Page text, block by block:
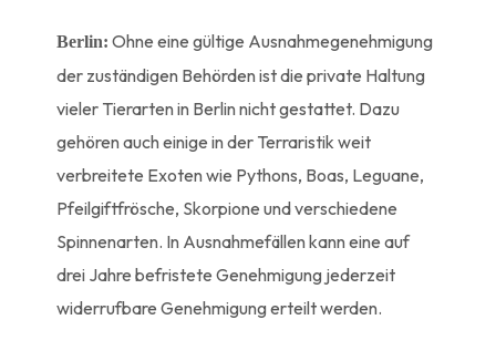
Berlin: Ohne eine gültige Ausnahmegenehmigung
der zuständigen Behörden ist die private Haltung
vieler Tierarten in Berlin nicht gestattet. Dazu
gehören auch einige in der Terraristik weit
verbreitete Exoten wie Pythons, Boas, Leguane,
Pfeilgiftfrösche, Skorpione und verschiedene
Spinnenarten. In Ausnahmefällen kann eine auf
drei Jahre befristete Genehmigung jederzeit
widerrufbare Genehmigung erteilt werden.